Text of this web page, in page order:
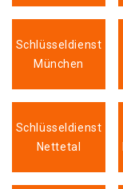
Schlüsseldienst
München
Schlüsseldienst
Nettetal